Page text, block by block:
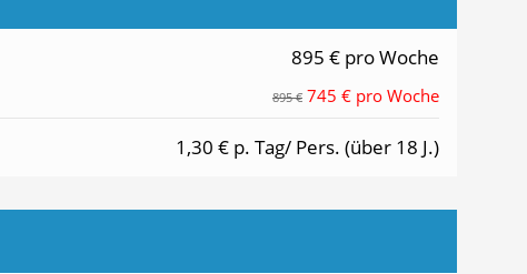
895 € pro Woche
895 € 745 € pro Woche
1,30 € p. Tag/ Pers. (über 18 J.)